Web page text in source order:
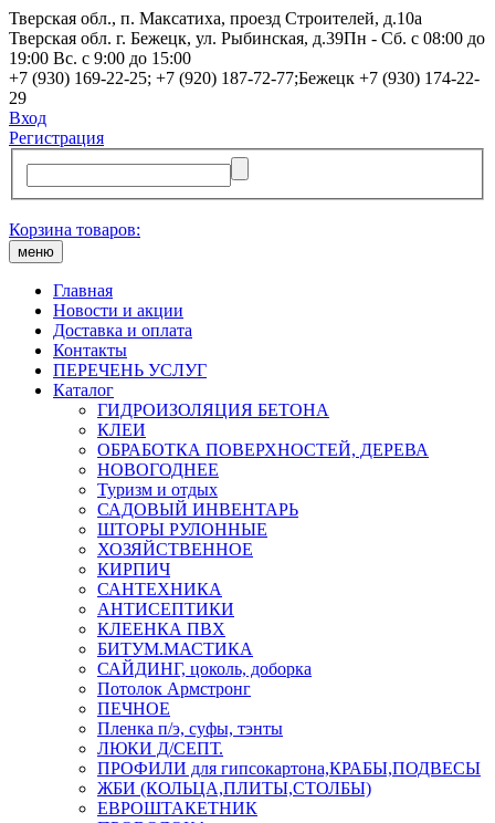
Тверская обл., п. Максатиха, проезд Строителей, д.10а
Тверская обл. г. Бежецк, ул. Рыбинская, д.39Пн - Сб. с 08:00 до
19:00 Вс. с 9:00 до 15:00
+7 (930) 169-22-25; +7 (920) 187-72-77;Бежецк +7 (930) 174-22-
29
Вход
Регистрация
Корзина товаров:
меню
Главная
Новости и акции
Доставка и оплата
Контакты
ПЕРЕЧЕНЬ УСЛУГ
Каталог
ГИДРОИЗОЛЯЦИЯ БЕТОНА
КЛЕИ
ОБРАБОТКА ПОВЕРХНОСТЕЙ, ДЕРЕВА
НОВОГОДНЕЕ
Туризм и отдых
САДОВЫЙ ИНВЕНТАРЬ
ШТОРЫ РУЛОННЫЕ
ХОЗЯЙСТВЕННОЕ
КИРПИЧ
САНТЕХНИКА
АНТИСЕПТИКИ
КЛЕЕНКА ПВХ
БИТУМ.МАСТИКА
САЙДИНГ, цоколь, доборка
Потолок Армстронг
ПЕЧНОЕ
Пленка п/э, суфы, тэнты
ЛЮКИ Д/СЕПТ.
ПРОФИЛИ для гипсокартона,КРАБЫ,ПОДВЕСЫ
ЖБИ (КОЛЬЦА,ПЛИТЫ,СТОЛБЫ)
ЕВРОШТАКЕТНИК